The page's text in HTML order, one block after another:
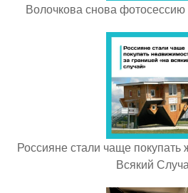
Волочкова снова фотосессию
Россияне стали чаще покупать
Всякий